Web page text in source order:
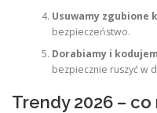
Usuwamy zgubione
bezpieczeństwo.
Dorabiamy i
bezpiecznie ruszyć w
Trendy 2026 – co